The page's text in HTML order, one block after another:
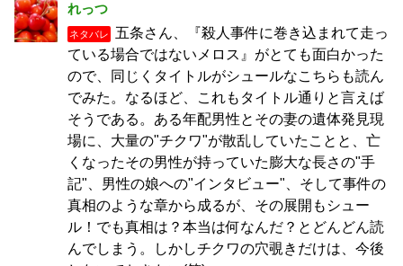
れっつ
ネタバレ
五条さん、『殺人事件に巻き込まれて走っ
ている場合ではないメロス』がとても面白かった
ので、同じくタイトルがシュールなこちらも読ん
でみた。なるほど、これもタイトル通りと言えば
そうである。ある年配男性とその妻の遺体発見現
場に、大量の"チクワ"が散乱していたことと、亡
くなったその男性が持っていた膨大な長さの"手
記"、男性の娘への"インタビュー"、そして事件の
真相のような章から成るが、その展開もシュー
ル！でも真相は？本当は何なんだ？とどんどん読
んでしまう。しかしチクワの穴覗きだけは、今後